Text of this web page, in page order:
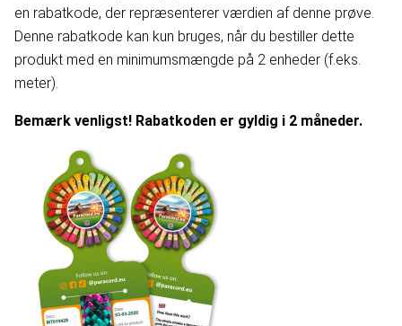
en rabatkode, der repræsenterer værdien af denne prøve.
Denne rabatkode kan kun bruges, når du bestiller dette
produkt med en minimumsmængde på 2 enheder (f.eks.
meter).
Bemærk venligst! Rabatkoden er gyldig i 2 måneder.